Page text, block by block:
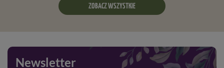
ZOBACZ WSZYSTKIE
Newsletter